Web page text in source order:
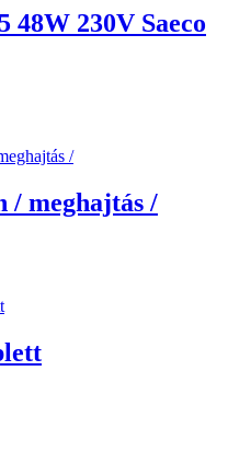
48W 230V Saeco
/ meghajtás /